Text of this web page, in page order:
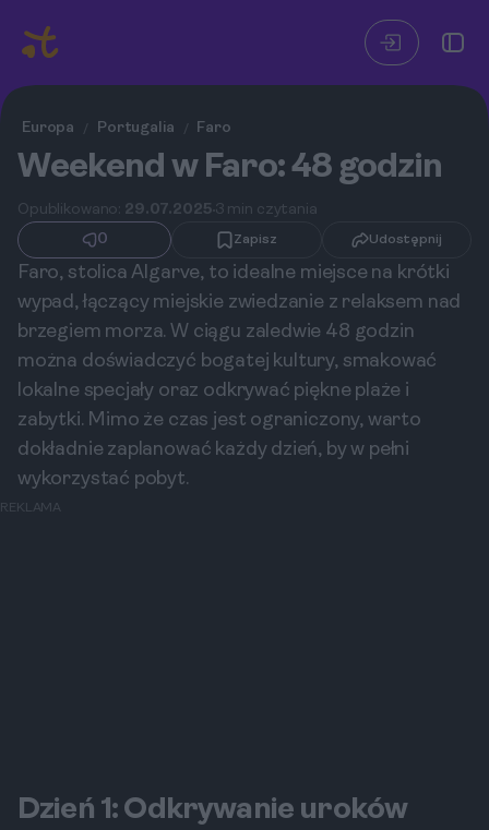
Europa / Portugalia / Faro
Weekend w Faro: 48 godzin
Opublikowano: 29.07.2025 3 min czytania
0
Zapisz Udostępnij
Faro, stolica Algarve, to idealne miejsce na krótki
wypad, łączący miejskie zwiedzanie z relaksem nad
brzegiem morza. W ciągu zaledwie 48 godzin
można doświadczyć bogatej kultury, smakować
lokalne specjały oraz odkrywać piękne plaże i
zabytki. Mimo że czas jest ograniczony, warto
dokładnie zaplanować każdy dzień, by w pełni
wykorzystać pobyt.
REKLAMA
Dzień 1: Odkrywanie uroków